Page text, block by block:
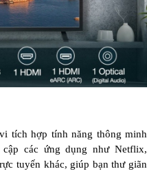
tích hợp tính năng thông minh
các ứng dụng như Netflix,
tuyến khác, giúp bạn thư giãn